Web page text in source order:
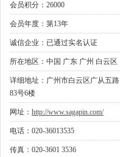
会员积分：26000
会员年度：第13年
诚信企业：已通过实名认证
所在地区：中国 广东 广州 白云区
详细地址：广州市白云区广从五路
83号6楼
网址： http://www.sagapin.com/
电话：020-36013535
传真：020-3601 3536